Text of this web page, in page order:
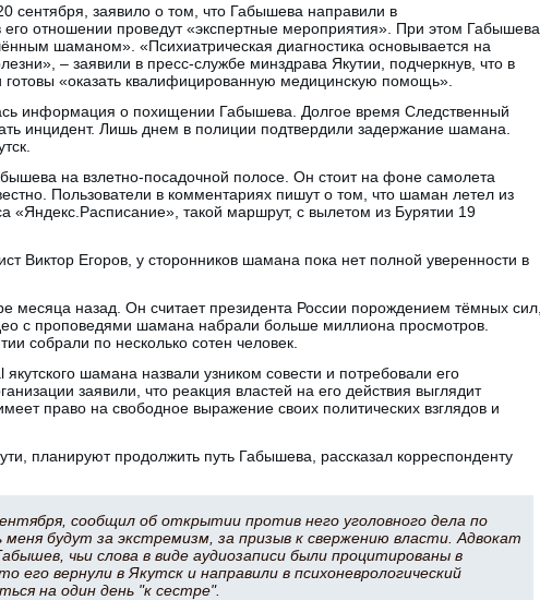
сентября, заявило о том, что Габышева направили в
его отношении проведут «экспертные мероприятия». При этом Габышева
шаманом». «Психиатрическая диагностика основывается на
– заявили в пресс-службе минздрава Якутии, подчеркнув, что в
«оказать квалифицированную медицинскую помощь».
информация о похищении Габышева. Долгое время Следственный
инцидент. Лишь днем в полиции подтвердили задержание шамана.
на взлетно-посадочной полосе. Он стоит на фоне самолета
Пользователи в комментариях пишут о том, что шаман летел из
«Яндекс.Расписание», такой маршрут, с вылетом из Бурятии 19
Виктор Егоров, у сторонников шамана пока нет полной уверенности в
месяца назад. Он считает президента России порождением тёмных сил,
с проповедями шамана набрали больше миллиона просмотров.
собрали по несколько сотен человек.
шамана назвали узником совести и потребовали его
заявили, что реакция властей на его действия выглядит
право на свободное выражение своих политических взглядов и
планируют продолжить путь Габышева, рассказал корреспонденту
сообщил об открытии против него уголовного дела по
будут за экстремизм, за призыв к свержению власти. Адвокат
чьи слова в виде аудиозаписи были процитированы в
его вернули в Якутск и направили в психоневрологический
на один день "к сестре".